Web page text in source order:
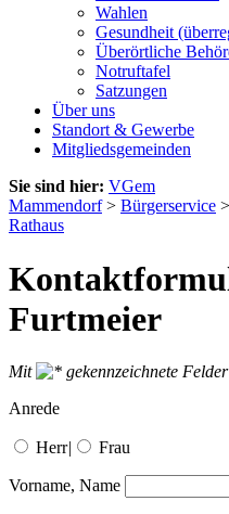
Wahlen
Gesundheit
Überörtliche
Notruftafel
Satzungen
Über uns
Standort & Gewerbe
Mitgliedsgemeinden
Sie sind hier: VGem
Mammendorf> Bürgerservice >
Rathaus
Furtmeier
Mit
gekennzeichnete
Anrede
Herr| Frau
Vorname, Name